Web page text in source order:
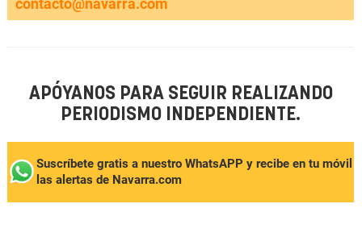
contacto@navarra.com
APÓYANOS PARA SEGUIR REALIZANDO
PERIODISMO INDEPENDIENTE.
Suscríbete gratis a nuestro WhatsAPP y recibe en tu móvil
las alertas de Navarra.com